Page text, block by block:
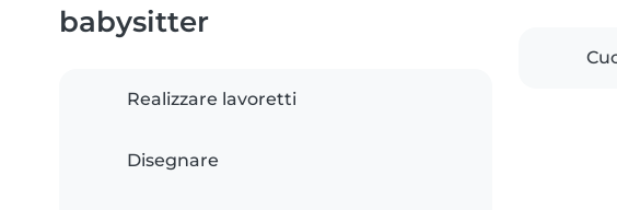
babysitter
Realizzare lavoretti
Disegnare